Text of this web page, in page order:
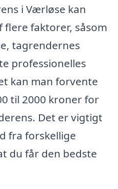
i Værløse kan
faktorer, såsom
tagrendernes
professionelles
kan man forvente
til 2000 kroner for
Det er vigtigt
fra forskellige
du får den bedste